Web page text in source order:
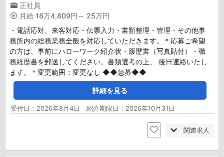
正社員
月給 18万4,809円～ 25万円
・電話応対、来客対応・伝票入力・書類整理・管理・その他事
務所内の総務業務全般を対応していただきます。＊応募ご希望
の方は、事前にハローワーク紹介状・履歴書（写真貼付）・職
務経歴書を郵送してください。書類選考の上、 後日連絡いたし
ます。＊変更範囲：変更なし ◆◆急募◆◆
詳細を見る
受付日：2026年8月4日 紹介期限日：2026年10月31日
関連求人